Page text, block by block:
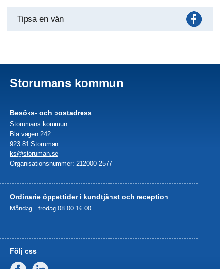
Tipsa en vän
Storumans kommun
Besöks- och postadress
Storumans kommun
Blå vägen 242
923 81 Storuman
ks@storuman.se
Organisationsnummer: 212000-2577
Ordinarie öppettider i kundtjänst och reception
Måndag - fredag 08.00-16.00
Följ oss
Facebook